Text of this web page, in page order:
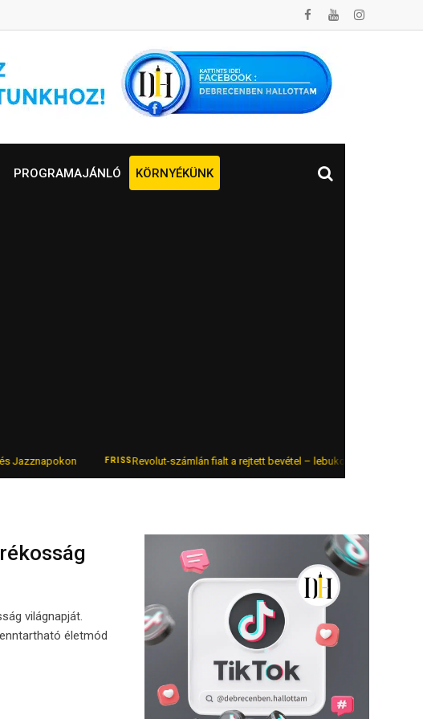
PROGRAMAJÁNLÓ KÖRNYÉKÜNK
FRISS Revolut-számlán fialt a rejtett bevétel – lebukott az online
világnapját.
életmód